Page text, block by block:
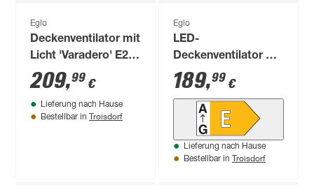
Eglo
Deckenventilator mit
Licht 'Varadero' E27
Ø 122 cm
209,99 €
Lieferung nach Hause
Bestellbar in Troisdorf
Eglo
LED-
Deckenventilator mit
Beleuchtung
'Morenci' dimmbar
45,9 W 5200 lm
warmweiß,
neutralweiß Ø 48 x
24 cm
189,99 €
Lieferung nach Hause
Bestellbar in Troisdorf